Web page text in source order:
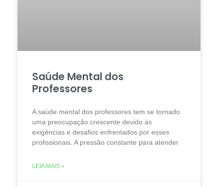
Saúde Mental dos
Professores
A saúde mental dos professores tem se tornado
uma preocupação crescente devido às
exigências e desafios enfrentados por esses
profissionais. A pressão constante para atender
LEIA MAIS »